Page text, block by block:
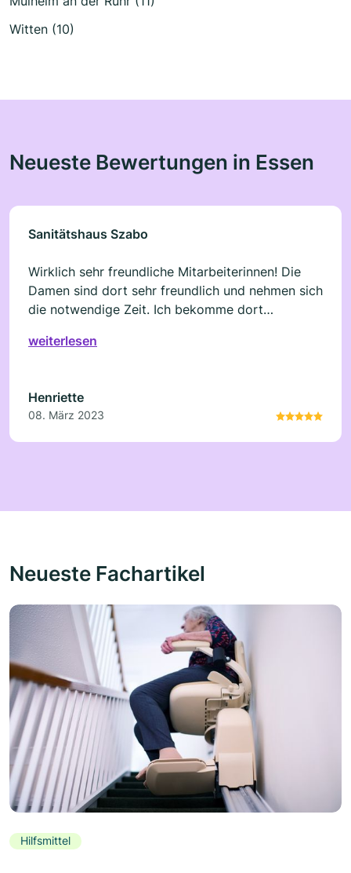
Witten (10)
Neueste Bewertungen in Essen
Sanitätshaus Szabo
Wirklich sehr freundliche Mitarbeiterinnen! Die
Damen sind dort sehr freundlich und nehmen sich
die notwendige Zeit. Ich bekomme dort
Mann die orthopädischen Schuheinlagen. Wir
weiterlesen
Henriette
08. März 2023
Neueste Fachartikel
Hilfsmittel